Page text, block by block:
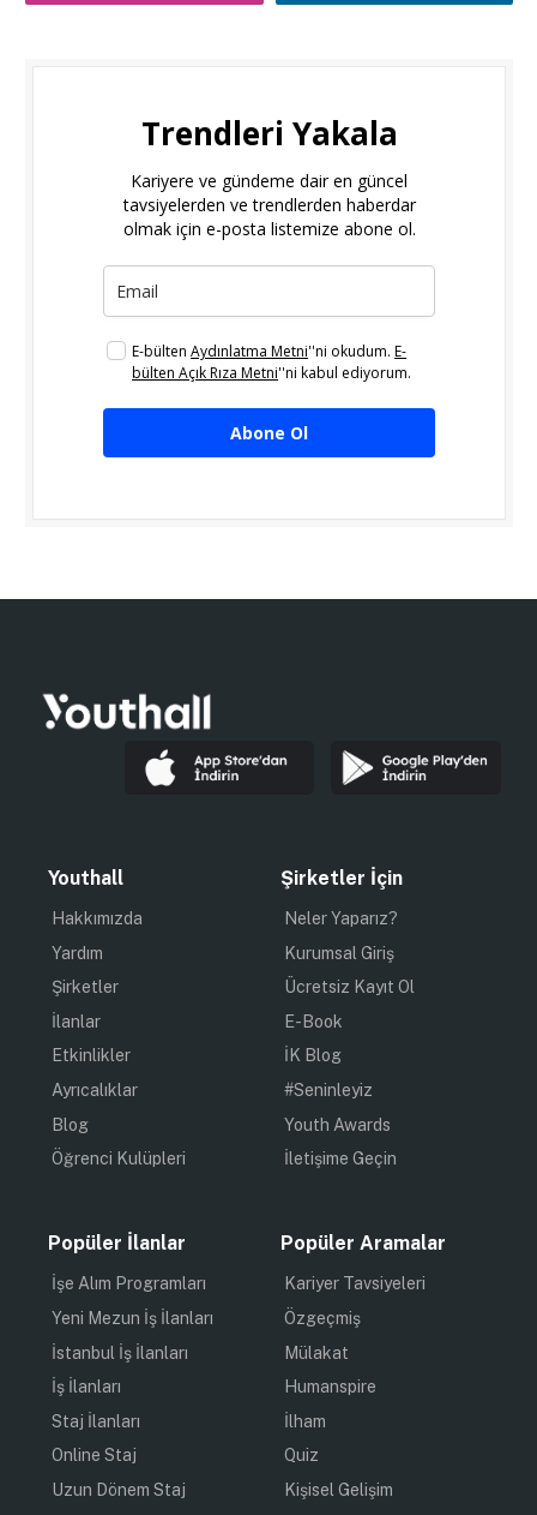
Trendleri Yakala
Kariyere ve gündeme dair en güncel
tavsiyelerden ve trendlerden haberdar
olmak için e-posta listemize abone ol.
E-bülten Aydınlatma Metni''ni okudum. E-
bülten Açık Rıza Metni''ni kabul ediyorum.
Abone Ol
Youthall
Hakkımızda
Yardım
Şirketler
İlanlar
Etkinlikler
Ayrıcalıklar
Blog
Öğrenci Kulüpleri
Şirketler İçin
Neler Yaparız?
Kurumsal Giriş
Ücretsiz Kayıt Ol
E-Book
İK Blog
#Seninleyiz
Youth Awards
İletişime Geçin
Popüler İlanlar
İşe Alım Programları
Yeni Mezun İş İlanları
İstanbul İş İlanları
İş İlanları
Staj İlanları
Online Staj
Uzun Dönem Staj
Popüler Aramalar
Kariyer Tavsiyeleri
Özgeçmiş
Mülakat
Humanspire
İlham
Quiz
Kişisel Gelişim